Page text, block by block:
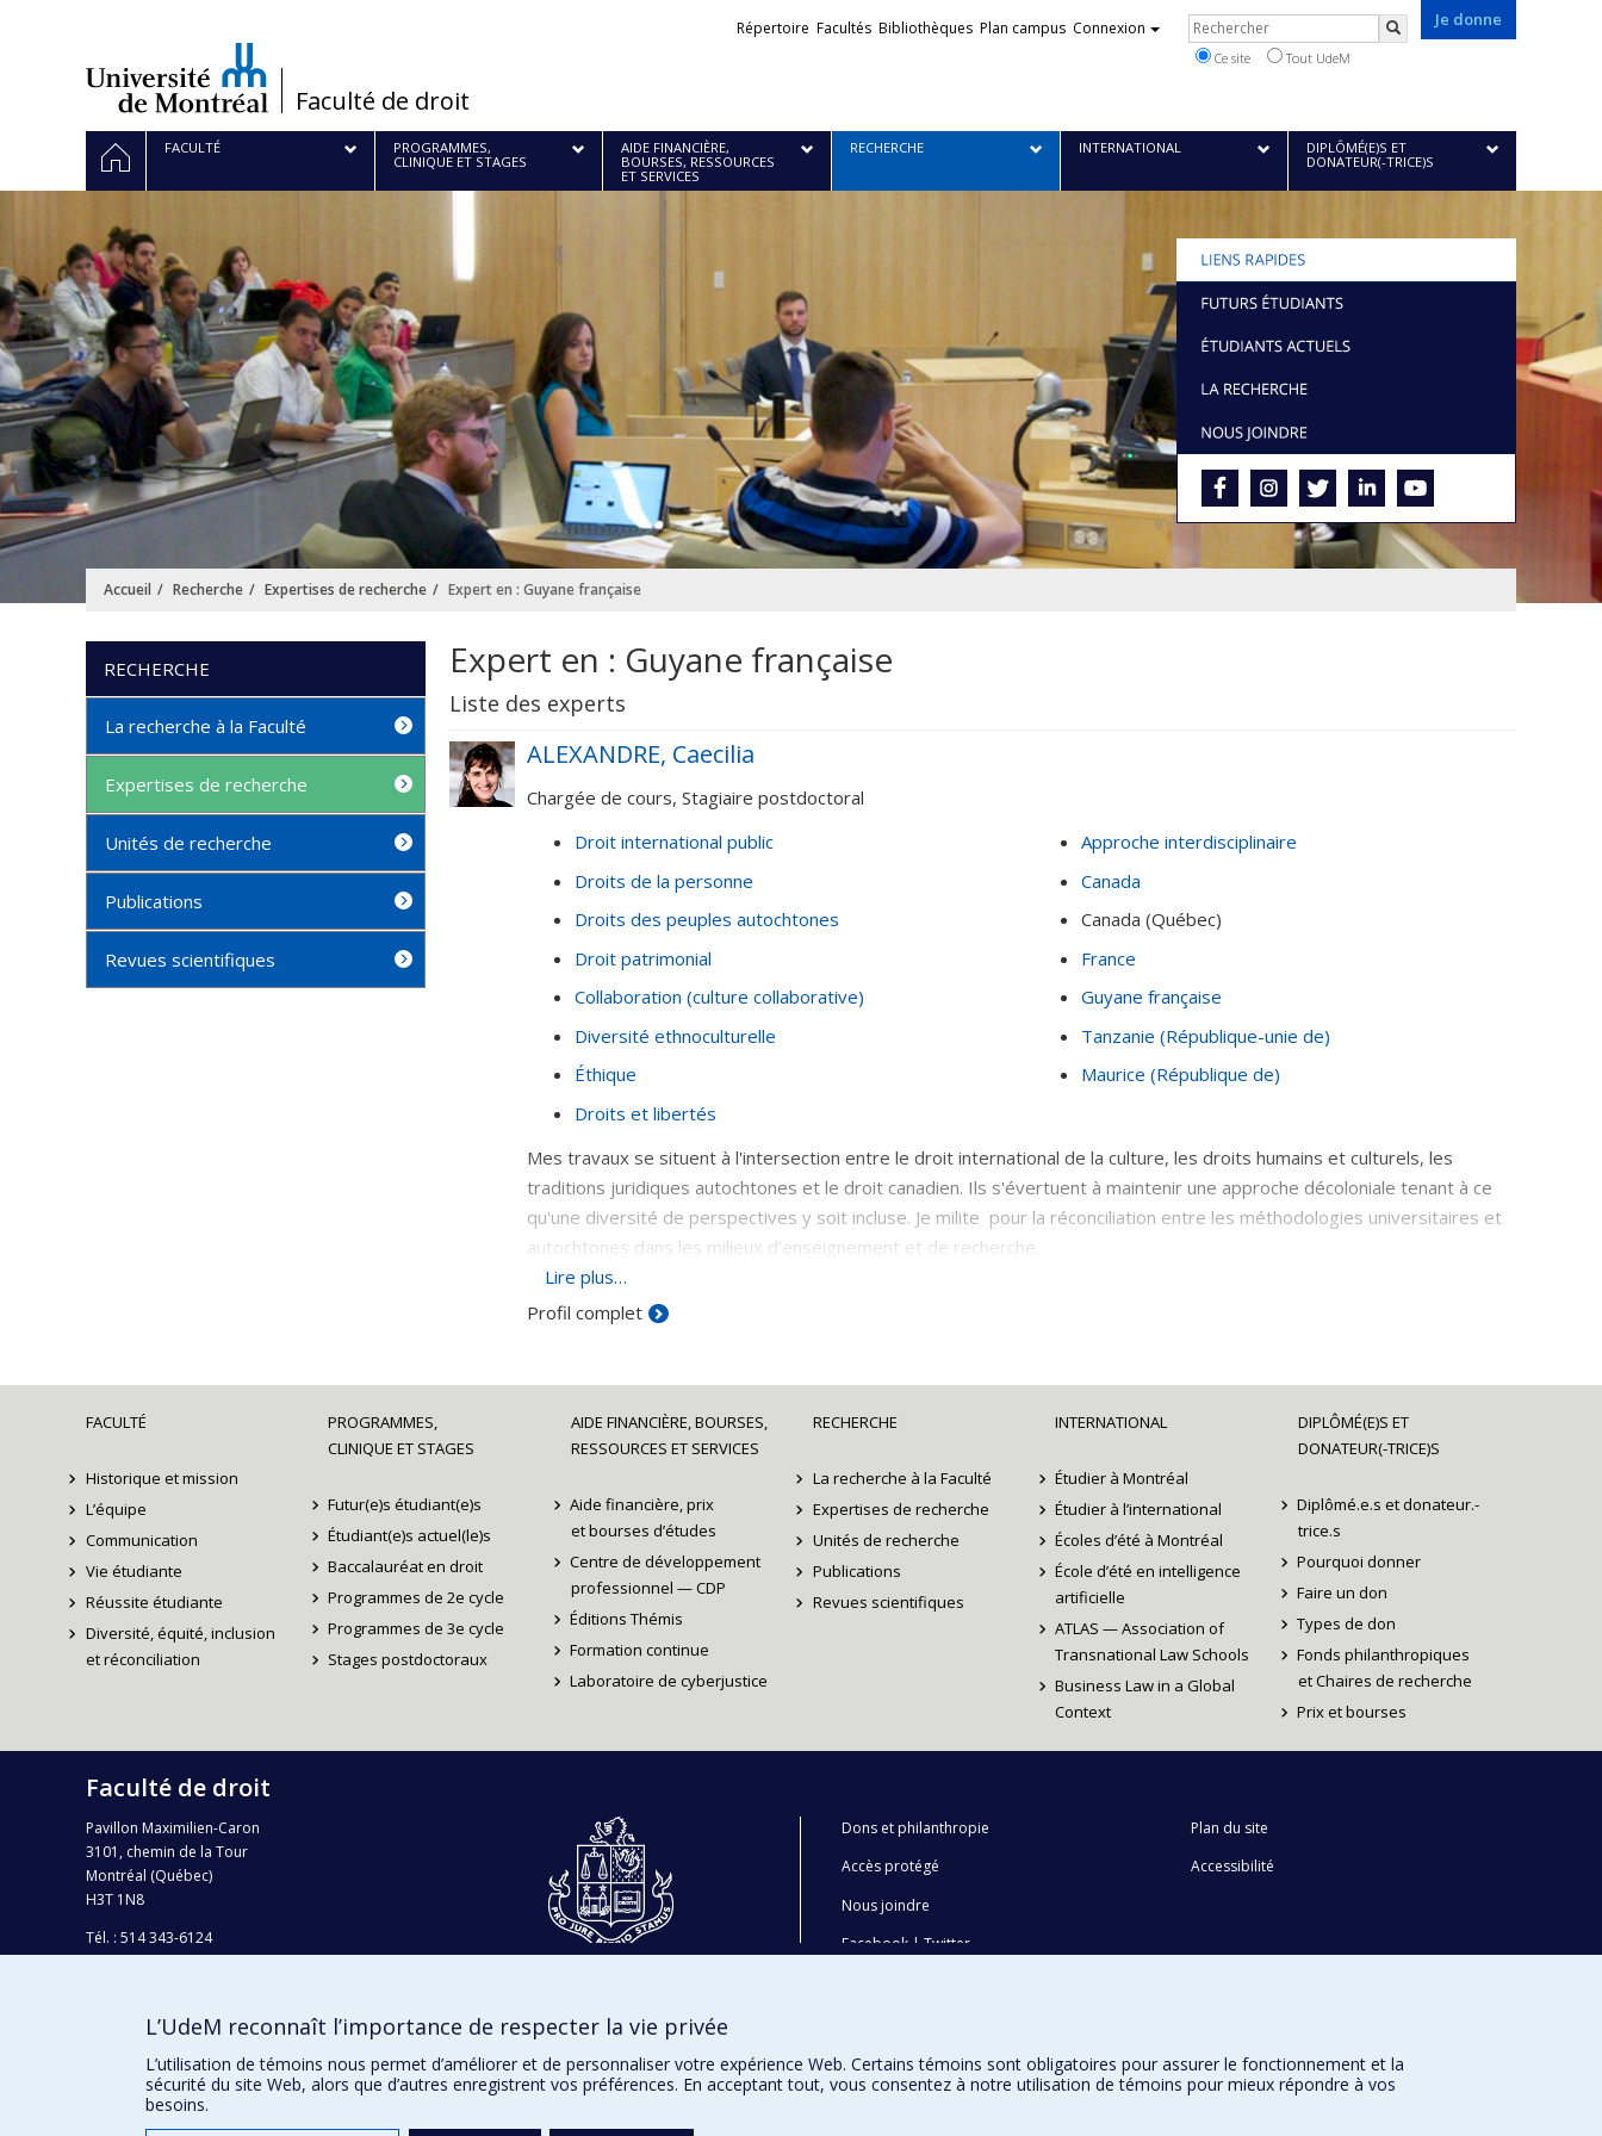
/Faculté de droit
Je donne
Liens
Répertoire Facultés Bibliothèques Plan campus Connexion Rechercher
Ce site Tout UdeM
Navigation
principale
ACCUEILFACULTÉ
PROGRAMMES,
CLINIQUE ET STAGES
AIDE FINANCIÈRE,
BOURSES, RESSOURCES
ET SERVICES
RECHERCHE INTERNATIONAL
DIPLÔMÉ(E)S ET
DONATEUR(-TRICE)S
Accueil Recherche Expertises de recherche Expert en : Guyane française
Expert en : Guyane française
Liste des experts
ALEXANDRE, Caecilia
Chargée de cours, Stagiaire postdoctoral
Droit international public
Droits de la personne
Droits des peuples autochtones
Droit patrimonial
Collaboration (culture collaborative)
Diversité ethnoculturelle
Éthique
Droits et libertés
Approche interdisciplinaire
Canada
Canada (Québec)
France
Guyane française
Tanzanie (République-unie de)
Maurice (République de)
Mes travaux se situent à l'intersection entre le droit international de la culture, les droits humains et culturels, les
traditions juridiques autochtones et le droit canadien. Ils s'évertuent à maintenir une approche décoloniale tenant à ce
qu'une diversité de perspectives y soit incluse. Je milite pour la réconciliation entre les méthodologies universitaires et
autochtones dans les milieux d'enseignement et de recherche.
Ayant créé une émission de radio
concerne leur rapport à leur langue première, je développe une expertise sur les droits linguistiques.
Lire plus…
Profil complet
RECHERCHE
La recherche à la Faculté
Expertises de recherche
Unités de recherche
Publications
Revues scientifiques
FACULTÉ
Historique et mission
L’équipe
Communication
Vie étudiante
Réussite étudiante
Diversité, équité, inclusion
et réconciliation
PROGRAMMES,
CLINIQUE ET STAGES
Futur(e)s étudiant(e)s
Étudiant(e)s actuel(le)s
Baccalauréat en droit
Programmes de 2e cycle
Programmes de 3e cycle
Stages postdoctoraux
AIDE FINANCIÈRE, BOURSES,
RESSOURCES ET SERVICES
Aide financière, prix
et bourses d’études
Centre de développement
professionnel — CDP
Éditions Thémis
Formation continue
Laboratoire de cyberjustice
RECHERCHE
La recherche à la Faculté
Expertises de recherche
Unités de recherche
Publications
Revues scientifiques
INTERNATIONAL
Étudier à Montréal
Étudier à l’international
Écoles d’été à Montréal
École d’été en intelligence
artificielle
ATLAS — Association of
Transnational Law Schools
Business Law in a Global
Context
DIPLÔMÉ(E)S ET
DONATEUR(-TRICE)S
Diplômé.e.s et donateur.-
trice.s
Pourquoi donner
Faire un don
Types de don
Fonds philanthropiques
et Chaires de recherche
Prix et bourses
Faculté de droit
Pavillon Maximilien-Caron
3101, chemin de la Tour
Montréal (Québec)
H3T 1N8
Tél. : 514 343-6124
Téléc.: 514 343-2199
Plan campus
Dons et philanthropie
Accès protégé
Nous joindre
Facebook |Twitter
Plan du site
Accessibilité
L’UdeM reconnaît l’importance de respecter la vie privée
L’utilisation de témoins nous permet d’améliorer et de personnaliser votre expérience Web. Certains témoins sont obligatoires pour assurer le fonctionnement et la
sécurité du site Web, alors que d’autres enregistrent vos préférences. En acceptant tout, vous consentez à notre utilisation de témoins pour mieux répondre à vos
besoins.